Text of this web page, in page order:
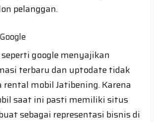
pelanggan.
google menyajikan
terbaru dan uptodate tidak
rental mobil Jatibening. Karena
saat ini pasti memiliki situs
sebagai representasi bisnis di